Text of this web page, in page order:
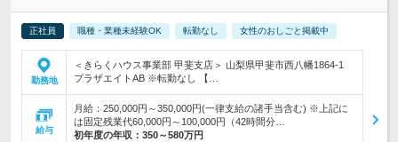
正社員 職種・業種未経験OK 転勤なし 女性のおしごと掲載中
勤務地
＜きらくハウス事業部 甲斐支店＞ 山梨県甲斐市西八幡1864-1
プラザエイトAB ※転勤なし 【…
給与
月給：250,000円～350,000円(一律支給の諸手当含む) ※上記に
は固定残業代60,000円～100,000円（42時間分…
初年度の年収： 350～580万円